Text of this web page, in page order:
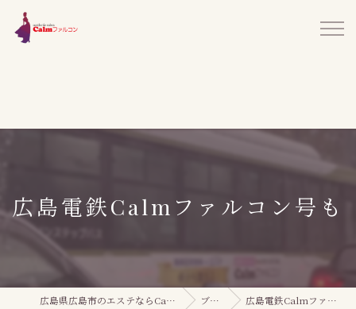
広島電鉄Calmファルコン号も
広島県広島市のエステならCalmファルコン ブログ 広島電鉄Calmファルコン号も